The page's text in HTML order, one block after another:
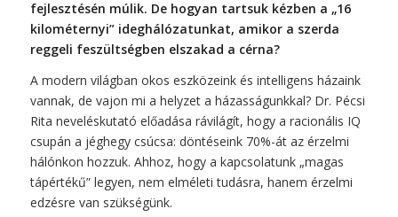
fejlesztésén múlik. De hogyan tartsuk kézben a „16
kilométernyi” ideghálózatunkat, amikor a szerda
reggeli feszültségben elszakad a cérna?
A modern világban okos eszközeink és intelligens házaink
vannak, de vajon mi a helyzet a házasságunkkal? Dr. Pécsi
Rita neveléskutató előadása rávilágít, hogy a racionális IQ
csupán a jéghegy csúcsa: döntéseink 70%-át az érzelmi
hálónkon hozzuk. Ahhoz, hogy a kapcsolatunk „magas
tápértékű” legyen, nem elméleti tudásra, hanem érzelmi
edzésre van szükségünk.